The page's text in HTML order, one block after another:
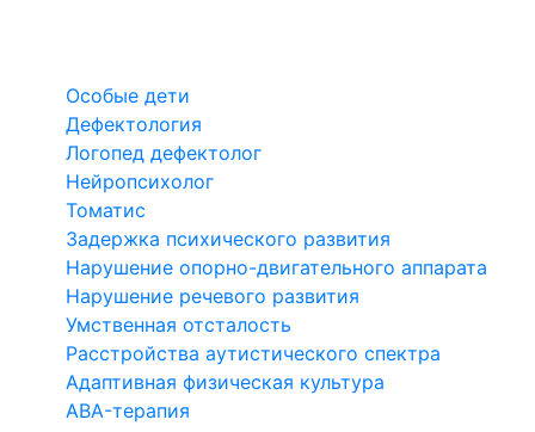
Особые дети
Дефектология
Логопед дефектолог
Нейропсихолог
Томатис
Задержка психического развития
Нарушение опорно-двигательного аппарата
Нарушение речевого развития
Умственная отсталость
Расстройства аутистического спектра
Адаптивная физическая культура
ABA-терапия